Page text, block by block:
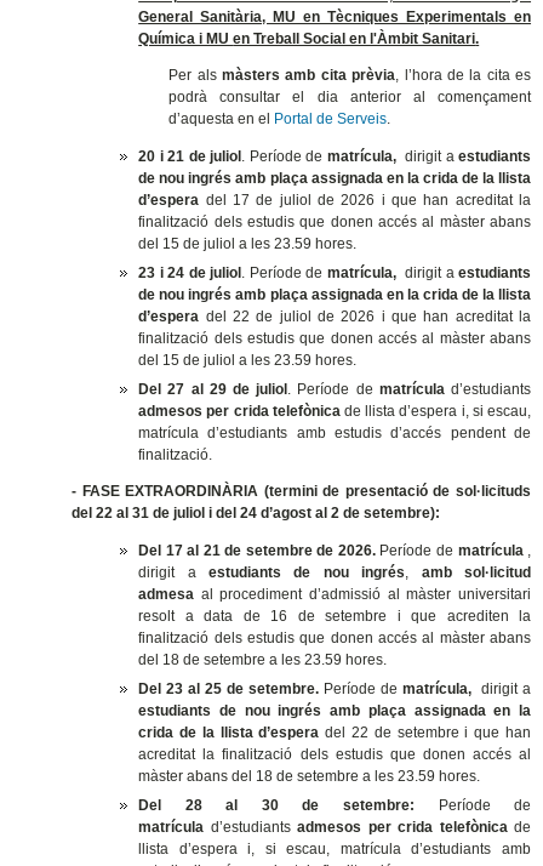
General Sanitària, MU en Tècniques Experimentals en
Química i MUen Treball Social en l'Àmbit Sanitari.
Per als màsters amb cita prèvia, l’hora de la cita es
podrà consultar el dia anterior al començament
d’aquesta en el Portal de Serveis.
20 i 21 de juliol . Període de matrícula, dirigit aestudiants
de nou ingrés amb plaça assignada en la crida de la llista
d’espera del 17 de juliol de 2026 i que han acreditat la
finalització dels estudis que donen accés al màsterabans
del 15 de juliol a les 23.59 hores.
23 i 24 de juliol . Període de matrícula, dirigit aestudiants
de nou ingrés amb plaça assignada en la crida de la llista
d’espera del 22 de juliol de 2026 i que han acreditat la
finalització dels estudis que donen accés al màsterabans
del 15 de juliol a les 23.59 hores.
Del 27 al 29 de juliol . Període de matrículad’estudiants
admesos per crida telefònica de llista d’espera i, si escau,
matrícula d’estudiants amb estudis d’accés pendent de
finalització.
- FASE EXTRAORDINÀRIA (termini de presentació de sol·licituds
del 22 al 31 de juliol i del 24 d’agost al 2 de setembre):
Del 17 al 21 de setembre de 2026.Període de matrícula
dirigit aestudiants de nou ingrés
amb sol·licitud
admesa al procediment d’admissió al màster universitari
resolt a data de 16 de setembre i que acrediten la
finalització dels estudis que donen accés al màsterabans
del 18 de setembre a les 23.59 hores.
Del 23 al 25 de setembre. Període dematrícula, dirigit a
estudiants de nou ingrés amb plaça assignada en la
crida de la llista d’esperadel 22 de setembre i que han
acreditat la finalització dels estudis que donen accés al
màsterabans del 18 de setembre a les 23.59 hores.
Del 28 al 30 de setembre: Període de
matrícula d’estudiantsadmesos per crida telefònicade
llista d’espera i, si escau, matrícula d’estudiants amb